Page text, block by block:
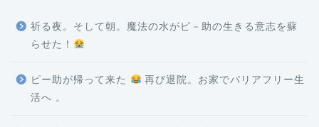
祈る夜。そして朝。魔法の水がピ－助の生きる意志を蘇
らせた！
ピー助が帰って来た
再び退院。お家でバリアフリー生
活へ 。